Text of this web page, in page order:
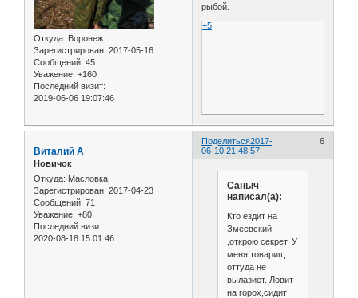
Откуда: Воронеж
Зарегистрирован: 2017-05-16
Сообщений: 45
Уважение: +160
Последний визит:
2019-06-06 19:07:46
рыбой.
+5
Поделиться 6
2017-
06-10 21:48:57
Виталий А
Новичок
Откуда: Масловка
Зарегистрирован: 2017-04-23
Сообщений: 71
Уважение: +80
Последний визит:
2020-08-18 15:01:46
Саныч
написал(а):
Кто ездит на
Змеевский
,открою секрет. У
меня товарищ
оттуда не
вылазиет. Ловит
на горох,сидит